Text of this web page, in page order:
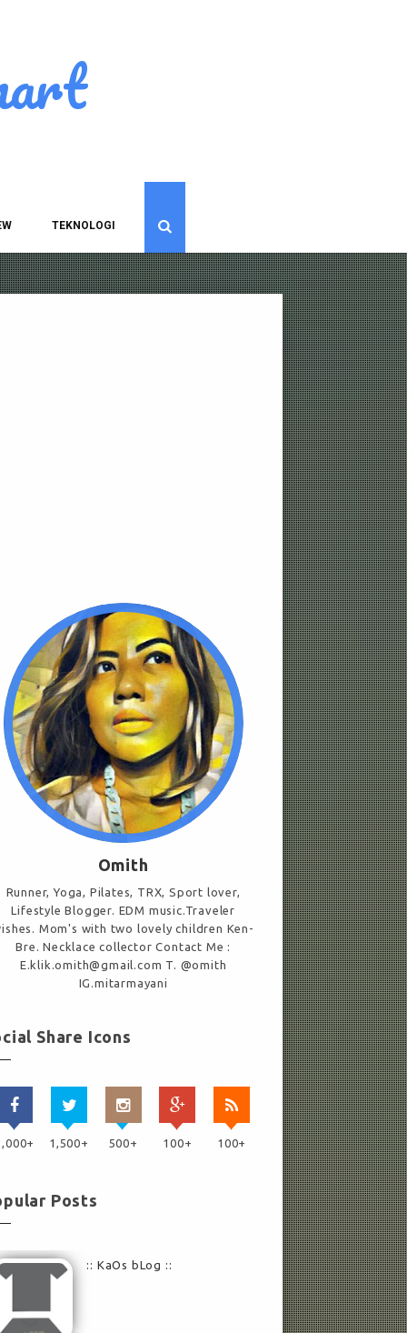
TEKNOLOGI
Omith
Runner, Yoga, Pilates, TRX, Sport lover,
Lifestyle Blogger. EDM music.Traveler
Mom's with two lovely children Ken-
Bre. Necklace collector Contact Me :
E.klik.omith@gmail.com T. @omith
IG.mitarmayani
Share Icons
1,500+ 500+ 100+ 100+
Posts
:: KaOs bLog ::